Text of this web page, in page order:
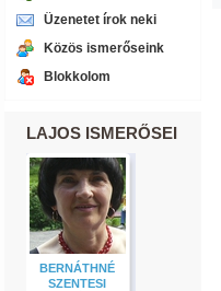
Üzenetet írok neki
Közös ismerőseink
Blokkolom
LAJOS ISMERŐSEI
BERNÁTHNÉ
SZENTESI